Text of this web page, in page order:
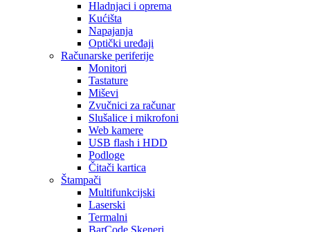
Hladnjaci i oprema
Kućišta
Napajanja
Optički uređaji
Računarske periferije
Monitori
Tastature
Miševi
Zvučnici za računar
Slušalice i mikrofoni
Web kamere
USB flash i HDD
Podloge
Čitači kartica
Štampači
Multifunkcijski
Laserski
Termalni
BarCode Skeneri